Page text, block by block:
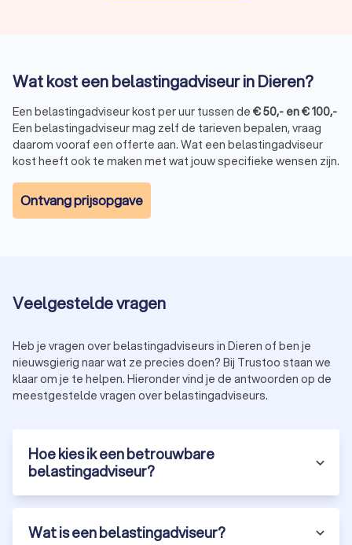
Wat kost een belastingadviseur in Dieren?
Een belastingadviseur kost per uur tussen de €50,- en€100,-
Een belastingadviseur mag zelf de tarieven bepalen, vraag
daarom vooraf een offerte aan. Wat een belastingadviseur
kost heeft ook te maken met wat jouw specifieke wensen zijn.
Ontvang prijsopgave
Veelgestelde vragen
Heb je vragen over belastingadviseurs in Dieren of ben je
nieuwsgierig naar wat ze precies doen? Bij Trustoo staan we
klaar om je te helpen. Hieronder vind je de antwoorden op de
meestgestelde vragen over belastingadviseurs.
Hoe kies ik een betrouwbare
belastingadviseur?
Wat is een belastingadviseur?